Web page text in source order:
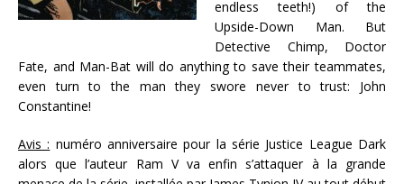
endless teeth!) of the
Upside-Down Man. But
Detective Chimp, Doctor
Fate, and Man-Bat will do anything to save their teammates,
even turn to the man they swore never to trust: John
Constantine!
Avis : numéro anniversaire pour la série Justice League Dark
alors que l’auteur Ram V va enfin s’attaquer à la grande